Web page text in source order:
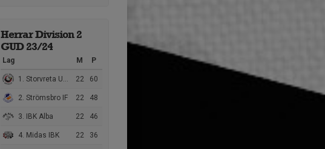
Herrar Division 2
GUD 23/24
Lag M P
1. Storvreta Ungdom IBK 22 60
2. Strömsbro IF 22 48
3. IBK Alba 22 46
4. Midas IBK 22 36